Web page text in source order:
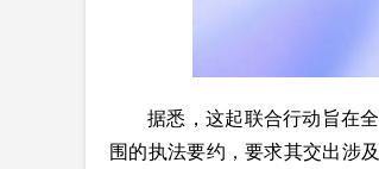
据悉，这起联合行动旨在
围的执法要约，要求其交出涉